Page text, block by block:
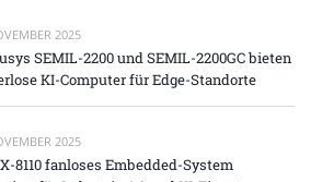
2025
SEMIL-2200 und SEMIL-2200GC bieten
KI-Computer für Edge-Standorte
2025
8110 fanloses Embedded-System